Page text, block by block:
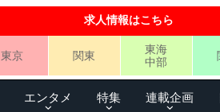
求人情報はこちら
東京 関東
東海
中部
エンタメ 特集 連載企画